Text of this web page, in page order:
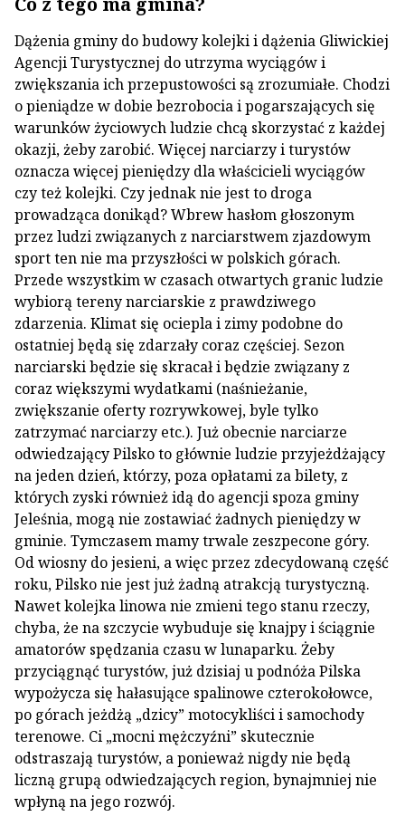
Dążenia gminy do budowy kolejki i dążenia Gliwickiej
Agencji Turystycznej do utrzyma wyciągów i
zwiększania ich przepustowości są zrozumiałe. Chodzi
o pieniądze w dobie bezrobocia i pogarszających się
warunków życiowych ludzie chcą skorzystać z każdej
okazji, żeby zarobić. Więcej narciarzy i turystów
oznacza więcej pieniędzy dla właścicieli wyciągów
czy też kolejki. Czy jednak nie jest to droga
prowadząca donikąd? Wbrew hasłom głoszonym
przez ludzi związanych z narciarstwem zjazdowym
sport ten nie ma przyszłości w polskich górach.
Przede wszystkim w czasach otwartych granic ludzie
wybiorą tereny narciarskie z prawdziwego
zdarzenia. Klimat się ociepla i zimy podobne do
ostatniej będą się zdarzały coraz częściej. Sezon
narciarski będzie się skracał i będzie związany z
coraz większymi wydatkami (naśnieżanie,
zwiększanie oferty rozrywkowej, byle tylko
zatrzymać narciarzy etc.). Już obecnie narciarze
odwiedzający Pilsko to głównie ludzie przyjeżdżający
na jeden dzień, którzy, poza opłatami za bilety, z
których zyski również idą do agencji spoza gminy
Jeleśnia, mogą nie zostawiać żadnych pieniędzy w
gminie. Tymczasem mamy trwale zeszpecone góry.
Od wiosny do jesieni, a więc przez zdecydowaną część
roku, Pilsko nie jest już żadną atrakcją turystyczną.
Nawet kolejka linowa nie zmieni tego stanu rzeczy,
chyba, że na szczycie wybuduje się knajpy i ściągnie
amatorów spędzania czasu w lunaparku. Żeby
przyciągnąć turystów, już dzisiaj u podnóża Pilska
wypożycza się hałasujące spalinowe czterokołowce,
po górach jeżdżą „dzicy” motocykliści i samochody
terenowe. Ci „mocni mężczyźni” skutecznie
odstraszają turystów, a ponieważ nigdy nie będą
liczną grupą odwiedzających region, bynajmniej nie
wpłyną na jego rozwój.